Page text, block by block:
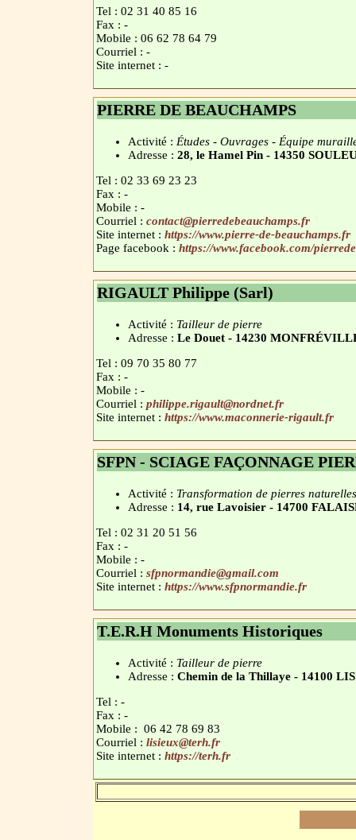
Tel : 02 31 40 85 16
Fax : -
Mobile : 06 62 78 64 79
Courriel : -
Site internet : -
PIERRE DE BEAUCHAMPS
Activité : Études - Ouvrages - Équipe
Adresse : 28, le Hamel Pin - 14350
Tel : 02 33 69 23 23
Fax : -
Mobile : -
Courriel : contact@pierredebeauchamps.fr
Site internet : https://www.pierre-de-beauchamps.fr
Page facebook : https://www.facebook.com/
RIGAULT Philippe (Sarl)
Activité : Tailleur de pierre
Adresse : Le Douet - 14230
Tel : 09 70 35 80 77
Fax : -
Mobile : -
Courriel : philippe.rigault@nordnet.fr
Site internet : https://www.maconnerie-rigault.fr
SFPN - SCIAGE FAÇONNAGE
Activité : Transformation de pierres
Adresse : 14, rue Lavoisier - 14700
Tel : 02 31 20 51 56
Fax : -
Mobile : -
Courriel : sfpnormandie@gmail.com
Site internet : https://www.sfpnormandie.fr
T.E.R.H Monuments Historiques
Activité : Tailleur de pierre
Adresse : Chemin de la Thillaye - 14100
Tel : -
Fax : -
Mobile : 06 42 78 69 83
Courriel : lisieux@terh.fr
Site internet : https://terh.fr